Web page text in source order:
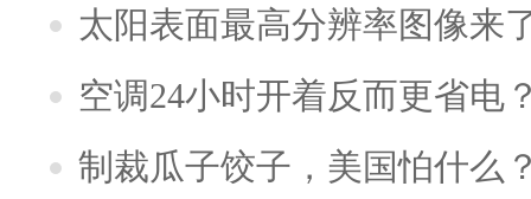
太阳表面最高分辨率图像来
空调24小时开着反而更省电
制裁瓜子饺子，美国怕什么